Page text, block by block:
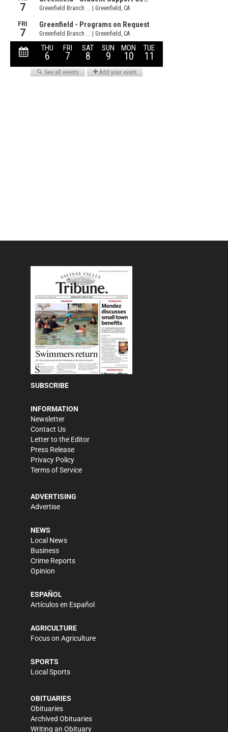
SUBSCRIBE
INFORMATION
Newsletter
Contact Us
Letter to the Editor
Press Release
Privacy Policy
Terms of Service
ADVERTISING
Advertise
NEWS
Local News
Business
Crime Reports
Opinion
ESPAÑOL
Artículos en Español
AGRICULTURE
Focus on Agriculture
SPORTS
Local Sports
OBITUARIES
Obituaries
Archived Obituaries
Writing an Obituary